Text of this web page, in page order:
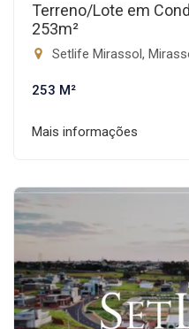
Terreno/Lote em
253m²
Setlife Mirassol,
253 M²
Mais informações